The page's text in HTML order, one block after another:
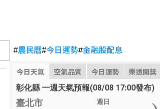
#農民曆#今日運勢#金融股配息
今日天氣 空氣品質 今日運勢 樂透開獎
彰化縣 一週天氣預報(08/08 17:00發布)
臺北市 週日